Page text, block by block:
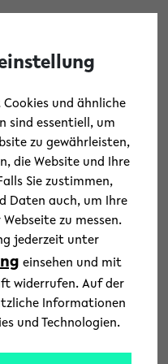
Leben
mit
Fink
Master in
an der
Cookies und ähnliche
sind essentiell, um
zu gewährleisten,
die Website und Ihre
Sie zustimmen,
Daten auch, um Ihre
zu messen.
jederzeit unter
einsehen und mit
widerrufen. Auf der
Informationen
und Technologien.